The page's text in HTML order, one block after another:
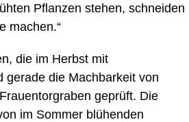
Pflanzen stehen, schneiden
machen.“
die im Herbst mit
gerade die Machbarkeit von
geprüft. Die
im Sommer blühenden